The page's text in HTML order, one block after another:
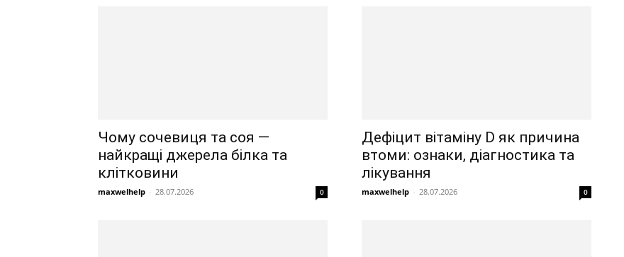
Чому сочевиця та соя —
найкращі джерела білка та
клітковини
maxwelhelp - 28.07.2026 0
Дефіцит вітаміну D як причина
втоми: ознаки, діагностика та
лікування
maxwelhelp - 28.07.2026 0